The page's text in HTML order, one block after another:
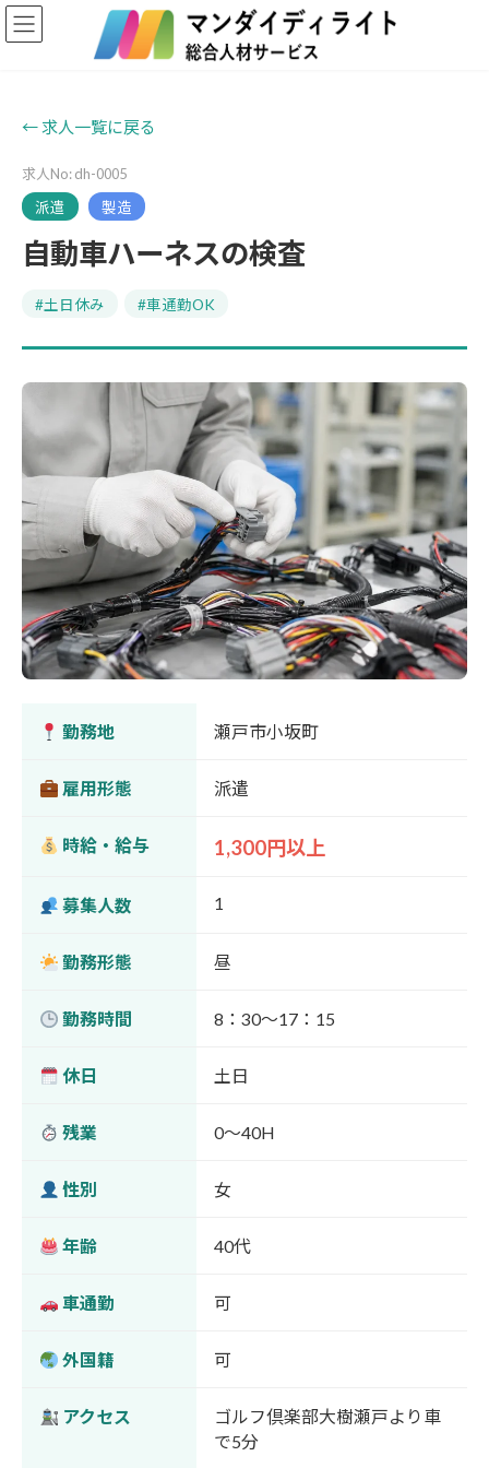
コ
ン
ナ
ビ
← 求人一覧に戻る
求人No: dh-0005
派遣
製造
自動車ハーネスの検査
#土日休み #車通勤OK
勤務地 瀬戸市小坂町
雇用形態 派遣
時給・給与 1,300円以上
募集人数 1
勤務形態 昼
勤務時間 8：30～17：15
休日 土日
残業 0～40H
性別 女
年齢 40代
車通勤 可
外国籍 可
アクセス
ゴルフ倶楽部大樹瀬戸より車
で5分